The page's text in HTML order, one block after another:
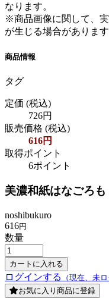
なります。
※商品画像に関して、
が生じる場合があります
商品情報
タグ
定価 (税込)
726円
販売価格 (税込)
616円
取得ポイント
6ポイント
美濃和紙はなご
noshibukuro
616円
数量
ログインする
（現在、未
お気に入り商品に登録